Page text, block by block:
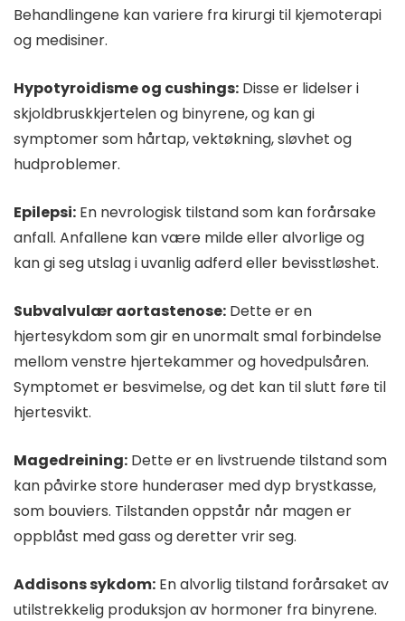
Behandlingene kan variere fra kirurgi til kjemoterapi
og medisiner.
Hypotyroidisme og cushings: Disse er lidelser i
skjoldbruskkjertelen og binyrene, og kan gi
symptomer som hårtap, vektøkning, sløvhet og
hudproblemer.
Epilepsi: En nevrologisk tilstand som kan forårsake
anfall. Anfallene kan være milde eller alvorlige og
kan gi seg utslag i uvanlig adferd eller bevisstløshet.
Subvalvulær aortastenose: Dette er en
hjertesykdom som gir en unormalt smal forbindelse
mellom venstre hjertekammer og hovedpulsåren.
Symptomet er besvimelse, og det kan til slutt føre til
hjertesvikt.
Magedreining: Dette er en livstruende tilstand som
kan påvirke store hunderaser med dyp brystkasse,
som bouviers. Tilstanden oppstår når magen er
oppblåst med gass og deretter vrir seg.
Addisons sykdom: En alvorlig tilstand forårsaket av
utilstrekkelig produksjon av hormoner fra binyrene.